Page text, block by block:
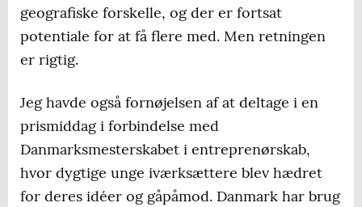
geografiske forskelle, og der er fortsat
potentiale for at få flere med. Men retningen
er rigtig.
Jeg havde også fornøjelsen af at deltage i en
prismiddag i forbindelse med
Danmarksmesterskabet i entreprenørskab,
hvor dygtige unge iværksættere blev hædret
for deres idéer og gåpåmod. Danmark har brug